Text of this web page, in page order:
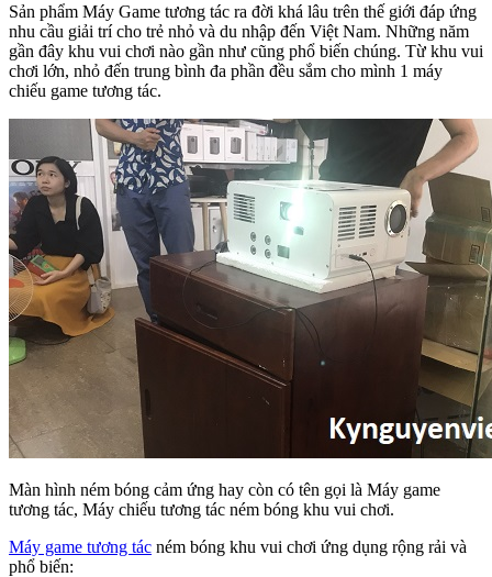
Sản phẩm Máy Game tương tác ra đời khá lâu trên thế giới đáp ứng
nhu cầu giải trí cho trẻ nhỏ và du nhập đến Việt Nam. Những năm
gần đây khu vui chơi nào gần như cũng phổ biến chúng. Từ khu vui
chơi lớn, nhỏ đến trung bình đa phần đều sắm cho mình 1 máy
chiếu game tương tác.
Màn hình ném bóng cảm ứng hay còn có tên gọi là Máy game
tương tác, Máy chiếu tương tác ném bóng khu vui chơi.
Máy game tương tác ném bóng khu vui chơi ứng dụng rộng rải và
phổ biến: